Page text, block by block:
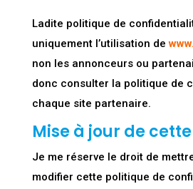
Ladite politique de
uniquement l’utilisation de
non les annonceurs ou
donc consulter la politique de
chaque site partenaire.
Mise à jour de
Je me réserve le droit de
modifier cette politique de